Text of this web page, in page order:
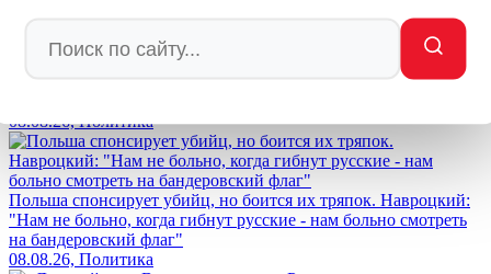
Зеленский в Белграде. Не брат ты больше сербам: Вучич
08.08.26, Политика
Польша спонсирует убийц, но боится их тряпок. Навроцкий:
"Нам не больно, когда гибнут русские - нам больно смотреть
на бандеровский флаг"
08.08.26, Политика